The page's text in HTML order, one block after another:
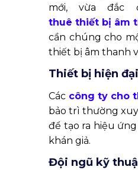
mới, vừa
thuê thiết bị âm
cần chúng cho
thiết bị âm thanh
Thiết bị hiện
Các công ty cho
bảo trì thường
để tạo ra hiệu
khán giả.
Đội ngũ kỹ